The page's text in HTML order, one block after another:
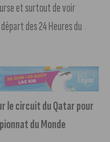
et surtout de voir
des 24 Heures du
le circuit du Qatar pour
du Monde